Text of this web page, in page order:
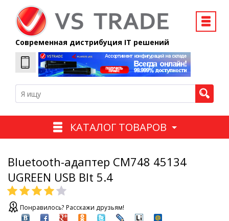
Современная дистрибуция IT решений
КАТАЛОГ ТОВАРОВ
Bluetooth-адаптер СМ748 45134
UGREEN USB Blt 5.4
Понравилось? Расскажи друзьям!